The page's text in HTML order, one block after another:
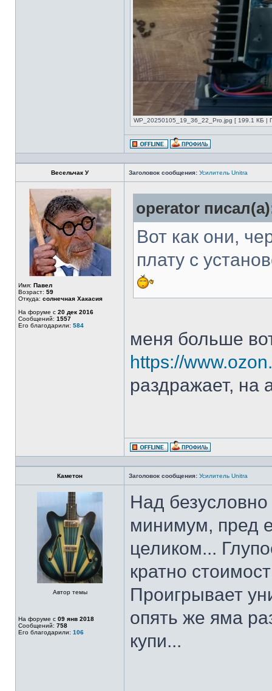
WP_20250105_19_36_22_Pro.jpg [ 199.1 КБ |
Весельчак У Заголовок сообщения: Усилитель Unitra
Имя: Павел
Возраст: 59
Откуда: солнечная Хакасия
На форуме с 20 дек 2016
Сообщений: 1557
Его благодарили: 584
operator
Вот как они,
плату с
меня больше
https://
раздражает, на
Каметон Заголовок сообщения: Усилитель Unitra
Автор темы
На форуме с 09 янв 2018
Сообщений: 758
Его благодарили: 106
Над
минимум, пред
целиком...
кратно
Проигрывает
опять же яма
купи...